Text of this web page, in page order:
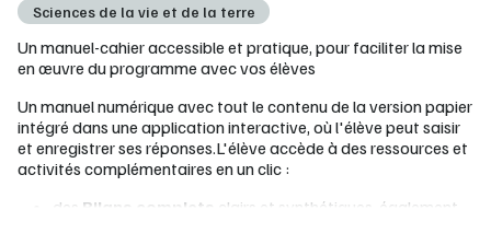
Sciences de la vie et de la terre
Un manuel-cahier accessible et pratique, pour faciliter la mise
en œuvre du programme avec vos élèves
Un manuel numérique avec tout le contenu de la version papier
intégré dans une application interactive, où l'élève peut saisir
et enregistrer ses réponses.L'élève accède à des ressources et
activités complémentaires en un clic :
des Bilans complets
clairs et synthétiques, également